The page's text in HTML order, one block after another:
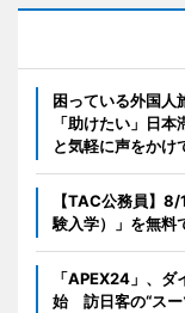
困っている外国人
「助けたい」日
と気軽に声をかけ
【TAC公務員】
験入学）」を無料
「APEX24」、
始 訪日客の“スー